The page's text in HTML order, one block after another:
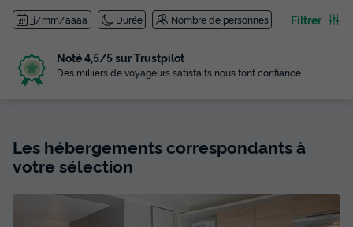
jj/mm/aaaa Durée Nombre de personnes Filtrer
Paiement en plusieurs fois
Payez en 4 fois avec Alma
Les hébergements correspondants à
votre sélection